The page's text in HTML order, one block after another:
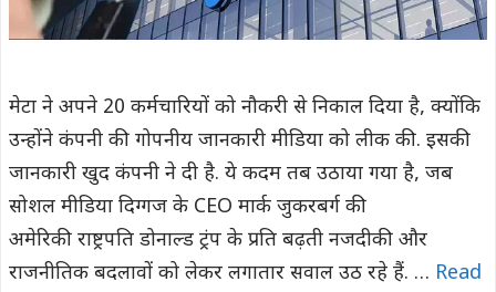
मेटा ने अपने 20 कर्मचारियों को नौकरी से निकाल दिया है, क्योंकि
उन्होंने कंपनी की गोपनीय जानकारी मीडिया को लीक की. इसकी
जानकारी खुद कंपनी ने दी है. ये कदम तब उठाया गया है, जब
सोशल मीडिया दिग्गज के CEO मार्क जुकरबर्ग की
अमेरिकी राष्ट्रपति डोनाल्ड ट्रंप के प्रति बढ़ती नजदीकी और
राजनीतिक बदलावों को लेकर लगातार सवाल उठ रहे हैं. … Read